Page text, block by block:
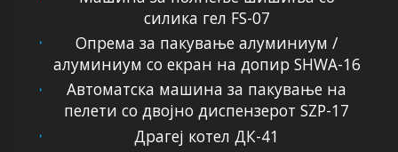
силика гел FS-07
Опрема за пакување алуминиум /
алуминиум со екран на допир SHWA-16
Автоматска машина за пакување на
пелети со двојно диспензерот SZP-17
Драгеј котел ДК-41